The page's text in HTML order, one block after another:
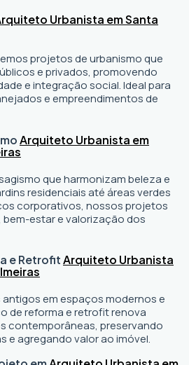
Urbanista em Santa
projetos de urbanismo que
e privados, promovendo
e integração social. Ideal para
e empreendimentos de
Arquiteto Urbanista em
que harmonizam beleza e
residenciais até áreas verdes
corporativos, nossos projetos
estar e valorização dos
e RetrofitArquiteto Urbanista
em espaços modernos e
de reforma e retrofit renova
contemporâneas, preservando
e agregando valor ao imóvel.